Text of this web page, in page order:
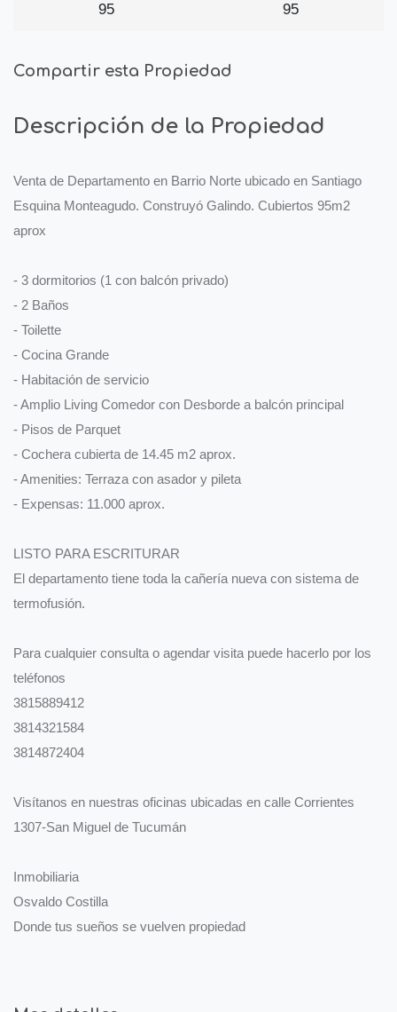
95 95
Compartir esta Propiedad
Descripción de la Propiedad
Venta de Departamento en Barrio Norte ubicado en Santiago
Esquina Monteagudo. Construyó Galindo. Cubiertos 95m2
aprox
- 3 dormitorios (1 con balcón privado)
- 2 Baños
- Toilette
- Cocina Grande
- Habitación de servicio
- Amplio Living Comedor con Desborde a balcón principal
- Pisos de Parquet
- Cochera cubierta de 14.45 m2 aprox.
- Amenities: Terraza con asador y pileta
- Expensas: 11.000 aprox.
LISTO PARA ESCRITURAR
El departamento tiene toda la cañería nueva con sistema de
termofusión.
Para cualquier consulta o agendar visita puede hacerlo por los
teléfonos
3815889412
3814321584
3814872404
Visítanos en nuestras oficinas ubicadas en calle Corrientes
1307-San Miguel de Tucumán
Inmobiliaria
Osvaldo Costilla
Donde tus sueños se vuelven propiedad